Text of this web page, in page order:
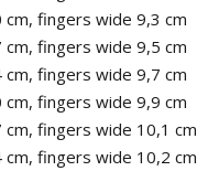
fingers wide 9,3 cm
fingers wide 9,5 cm
fingers wide 9,7 cm
fingers wide 9,9 cm
fingers wide 10,1 cm
fingers wide 10,2 cm